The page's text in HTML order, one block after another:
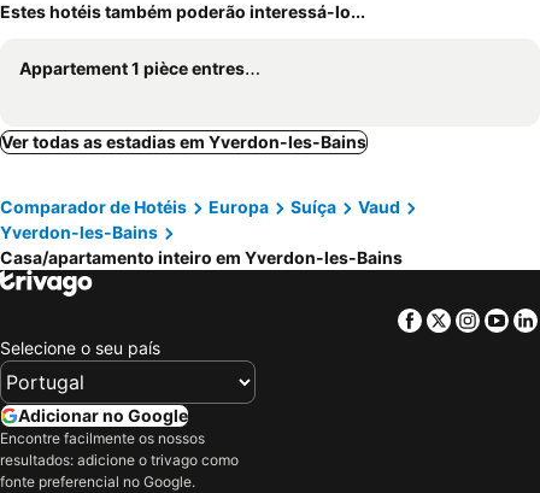
Estes hotéis também poderão interessá-lo...
Appartement 1 pièce entresol 30 m2 proche du centre et bain thermal
Ver todas as estadias em Yverdon-les-Bains
Comparador de Hotéis Europa Suíça
Vaud
Yverdon-les-Bains
Casa/apartamento inteiro em Yverdon-les-Bains
Facebook
Twitter
Selecione o seu país
Adicionar no Google
Encontre facilmente os nossos
resultados: adicione o trivago como
fonte preferencial no Google.